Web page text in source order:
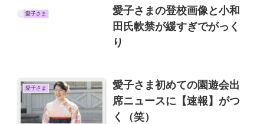
愛子さま
愛子さまの登校画像と小和
田氏軟禁が緩すぎでがっく
り
愛子さま
愛子さま初めての園遊会出
席ニュースに【速報】がつ
く（笑）